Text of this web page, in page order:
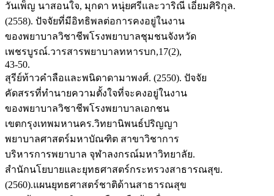
วันเพ็ญ นาสอนใจ, มุกดา หนุ่ยศรีและวาริณี เอี่ยมศิริกุล.
(2558). ปัจจัยที่มีอิทธิพลต่อการคงอยู่ในงาน
ของพยาบาลวิชาชีพโรงพยาบาลชุมชนจังหวัด
เพชรบูรณ์.วารสารพยาบาลทหารบก,17(2),
43-50.
สุรีย์ท้าวคำลือและพนิดาดามาพงศ์. (2550). ปัจจัย
คัดสรรที่ทำนายความตั้งใจที่จะคงอยู่ในงาน
ของพยาบาลวิชาชีพโรงพยาบาลเอกชน
เขตกรุงเทพมหานคร.วิทยานิพนธ์ปริญญา
พยาบาลศาสตร์มหาบัณฑิต สาขาวิชาการ
บริหารการพยาบาล จุฬาลงกรณ์มหาวิทยาลัย.
สำนักนโยบายและยุทธศาสตร์กระทรวงสาธารณสุข.
(2560).แผนยุทธศาสตร์ชาติด้านสาธารณสุข